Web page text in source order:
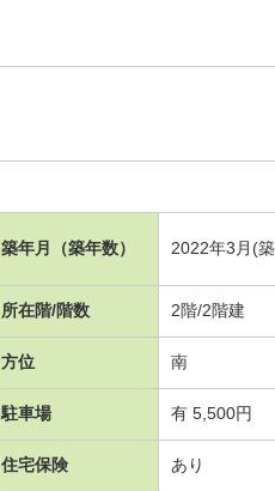
築年月（築年数） 2022年3月(
所在階/階数 2階/2階建
方位 南
駐車場 有 5,500円
住宅保険 あり